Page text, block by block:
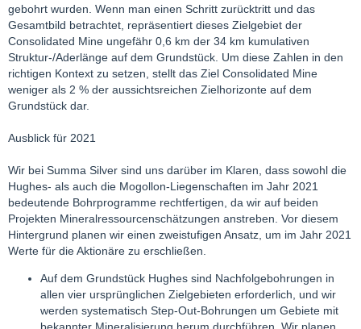
gebohrt wurden. Wenn man einen Schritt zurücktritt und das
Gesamtbild betrachtet, repräsentiert dieses Zielgebiet der
Consolidated Mine ungefähr 0,6 km der 34 km kumulativen
Struktur-/Aderlänge auf dem Grundstück. Um diese Zahlen in den
richtigen Kontext zu setzen, stellt das Ziel Consolidated Mine
weniger als 2 % der aussichtsreichen Zielhorizonte auf dem
Grundstück dar.
Ausblick für 2021
Wir bei Summa Silver sind uns darüber im Klaren, dass sowohl die
Hughes- als auch die Mogollon-Liegenschaften im Jahr 2021
bedeutende Bohrprogramme rechtfertigen, da wir auf beiden
Projekten Mineralressourcenschätzungen anstreben. Vor diesem
Hintergrund planen wir einen zweistufigen Ansatz, um im Jahr 2021
Werte für die Aktionäre zu erschließen.
Auf dem Grundstück Hughes sind Nachfolgebohrungen in
allen vier ursprünglichen Zielgebieten erforderlich, und wir
werden systematisch Step-Out-Bohrungen um Gebiete mit
bekannter Mineralisierung herum durchführen. Wir planen